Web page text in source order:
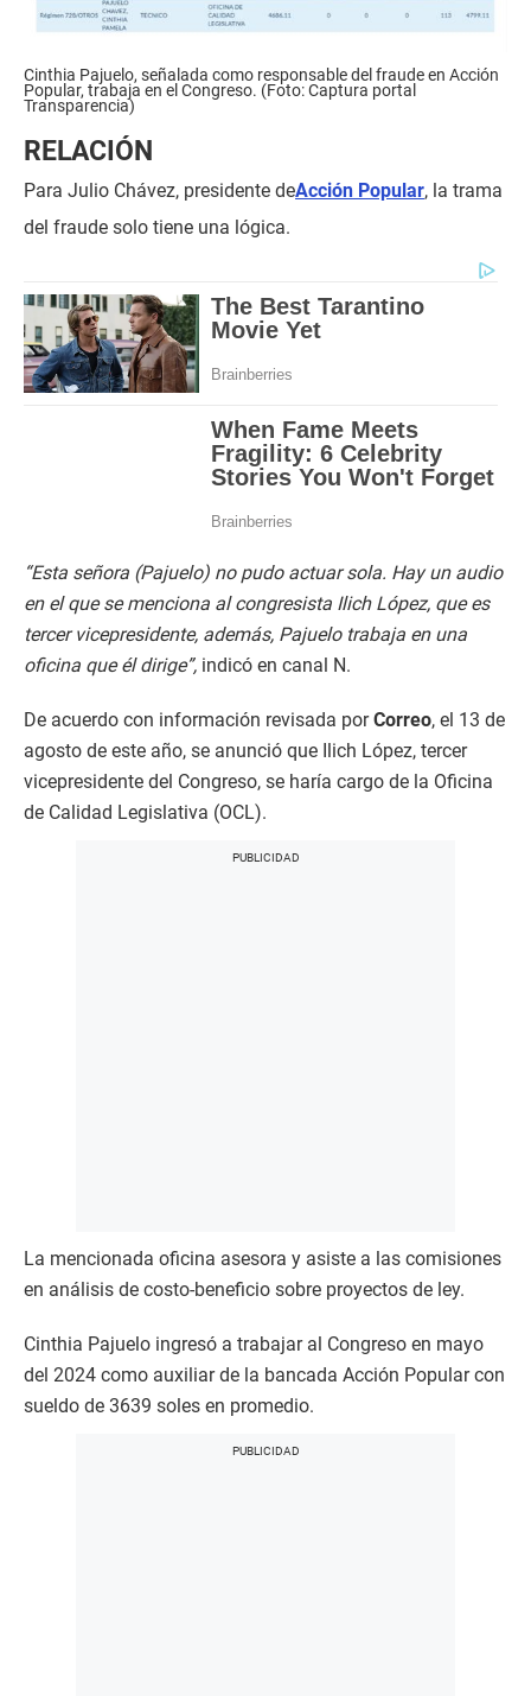
Cinthia Pajuelo, señalada como responsable del fraude en Acción
Popular, trabaja en el Congreso. (Foto: Captura portal
Transparencia)
RELACIÓN
Para Julio Chávez, presidente deAcción Popular, la trama
del fraude solo tiene una lógica.
“Esta señora (Pajuelo) no pudo actuar sola. Hay un audio
en el que se menciona al congresista Ilich López, que es
tercer vicepresidente, además, Pajuelo trabaja en una
oficina que él dirige”, indicó en canal N.
De acuerdo con información revisada porCorreo, el 13 de
agosto de este año, se anunció que Ilich López, tercer
vicepresidente del Congreso, se haría cargo de la Oficina
de Calidad Legislativa (OCL).
La mencionada oficina asesora y asiste a las comisiones
en análisis de costo-beneficio sobre proyectos de ley.
Cinthia Pajuelo ingresó a trabajar al Congreso en mayo
del 2024 como auxiliar de la bancada Acción Popular con
sueldo de 3639 soles en promedio.